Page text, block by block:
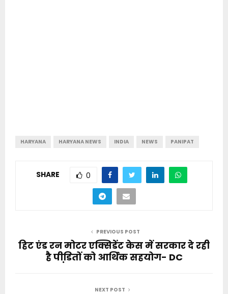
HARYANA HARYANA NEWS INDIA NEWS PANIPAT
SHARE 0
PREVIOUS POST
हिट एंड रन मोटर एक्सिडेंट केस में सरकार दे रही
है पीडि़तों को आर्थिक सहयोग- DC
NEXT POST